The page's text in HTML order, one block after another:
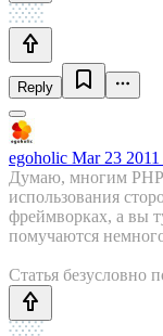
Reply
egoholic Mar 23
Думаю, многим РНР
использования
фреймворках, а вы
помучаются
Статья безусловно